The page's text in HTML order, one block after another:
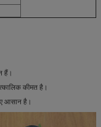
हैं।
कीमत है।
आसान है।